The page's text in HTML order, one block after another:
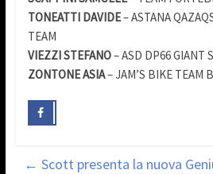
TONEATTI DAVIDE– ASTANA
TEAM
VIEZZI STEFANO– ASD DP66 GIANT
ZONTONE ASIA–JAM’S BIKE TEAM
← Scott presenta la nuova